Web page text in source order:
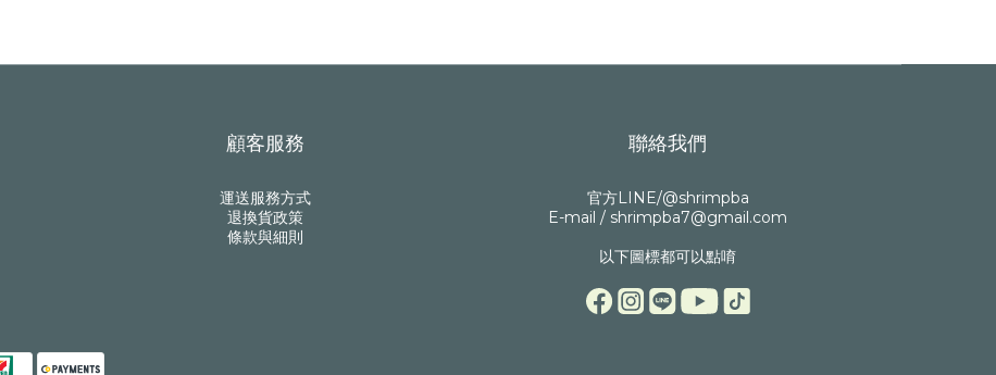
顧客服務
運送服務方式
退換貨政策
條款與細則
聯絡我們
官方LINE/@shrimpba
E-mail / shrimpba7@gmail.com
以下圖標都可以點唷